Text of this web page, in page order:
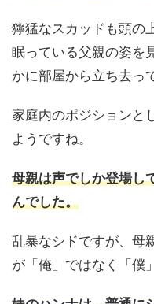
獰猛なスカッドも頭の
眠っている父親の姿を
かに部屋から立ち去っ
家庭内のポジションと
ようですね。
母親は声でしか登場し
んでした。
乱暴なシドですが、母
が「俺」ではなく「僕